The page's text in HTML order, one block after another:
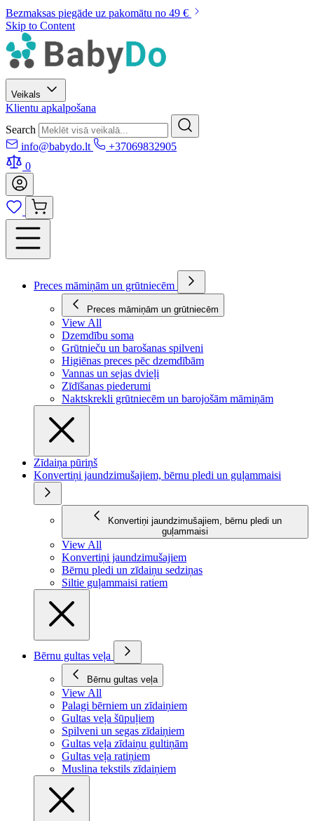
Bezmaksas piegāde uz pakomātu no 49 €
Skip to Content
Veikals
Klientu apkalpošana
Search
info@babydo.lt
+37069832905
0
Preces māmiņām un grūtniecēm
Preces māmiņām un grūtniecēm
View All
Dzemdību soma
Grūtnieču un barošanas spilveni
Higiēnas preces pēc dzemdībām
Vannas un sejas dvieļi
Zīdīšanas piederumi
Naktskrekli grūtniecēm un barojošām māmiņām
Zīdaiņa pūriņš
Konvertiņi jaundzimušajiem, bērnu pledi un guļammaisi
Konvertiņi jaundzimušajiem, bērnu pledi un
guļammaisi
View All
Konvertiņi jaundzimušajiem
Bērnu pledi un zīdaiņu sedziņas
Siltie guļammaisi ratiem
Bērnu gultas veļa
Bērnu gultas veļa
View All
Palagi bērniem un zīdaiņiem
Gultas veļa šūpuļiem
Spilveni un segas zīdaiņiem
Gultas veļa zīdaiņu gultiņām
Gultas veļa ratiņiem
Muslina tekstils zīdaiņiem